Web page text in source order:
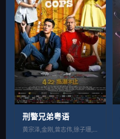
刑警兄弟粤语
黄宗泽,金刚,曾志伟,徐子珊,方皓玟,陈